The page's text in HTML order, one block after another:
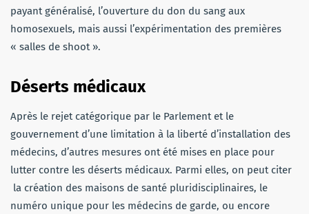
payant généralisé, l’ouverture du don du sang aux
homosexuels, mais aussi l’expérimentation des premières
« salles de shoot ».
Déserts médicaux
Après le rejet catégorique par le Parlement et le
gouvernement d’une limitation à la liberté d’installation des
médecins, d’autres mesures ont été mises en place pour
lutter contre les déserts médicaux. Parmi elles, on peut citer
la création des maisons de santé pluridisciplinaires, le
numéro unique pour les médecins de garde, ou encore